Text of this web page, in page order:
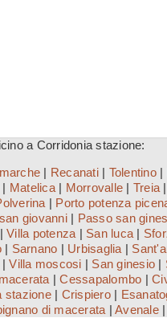
a Corridonia stazione:
| Recanati| Tolentino|
| Matelica| Morrovalle | Treia |
| Porto potenza
giovanni| Passo san
| Villa potenza | San luca |
| Sarnano | Urbisaglia |
|Villa moscosi | San ginesio |
|Cessapalombo |
stazione| Crispiero|
di macerata | Avenale|